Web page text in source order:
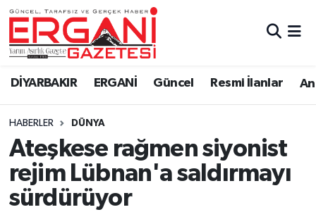
DİYARBAKIR ERGANİ Güncel Resmi İlanlar
HABERLER DÜNYA
Ateşkese rağmen siyonist
rejim Lübnan'a saldırmayı
sürdürüyor
DİYARBAKIR
BİSMİL
BAĞLAR
ERGANİ
Güncel
Eği̇ti̇m
Resmi İlanlar
Ergani Nöbetçi Eczaneler
Ergani Hava Durumu
Ergani Trafik Yoğunluk Haritası
Süper Lig Puan Durumu ve Fikstür
Tüm Manşetler